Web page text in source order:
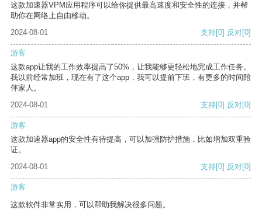
这款加速器VPM应用程序可以给你提供最高速度和安全性的连接，并帮
助你在网络上自由移动。
2024-08-01
支持[0] 反对[0]
游客
这款app让我的工作效率提高了50%，让我能够更轻松地完成工作任务。
我以前经常加班，现在有了这个app，我可以提前下班，有更多的时间陪
伴家人。
2024-08-01
支持[0] 反对[0]
游客
这款加速器app的安全性有待提高，可以加强防护措施，比如增加双重验
证。
2024-08-01
支持[0] 反对[0]
游客
这款软件非常实用，可以帮助我解决很多问题。